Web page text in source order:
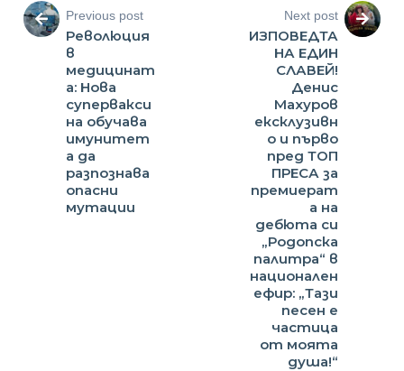
Previous post
Революция
в
медицинат
а: Нова
супервакси
на обучава
имунитет
а да
разпознава
опасни
мутации
Next post
ИЗПОВЕДТА
НА ЕДИН
СЛАВЕЙ!
Денис
Махуров
ексклузивн
о и първо
пред ТОП
ПРЕСА за
премиерат
а на
дебюта си
„Родопска
палитра“ в
национален
ефир: „Тази
песен е
частица
от моята
душа!“